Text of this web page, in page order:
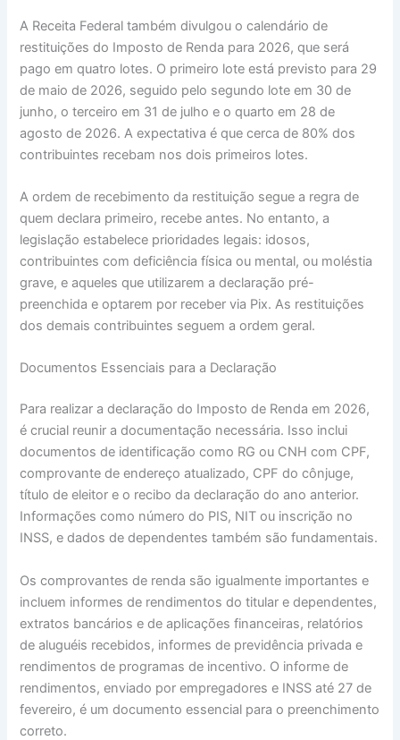
A Receita Federal também divulgou o calendário de
restituições do Imposto de Renda para 2026, que será
pago em quatro lotes. O primeiro lote está previsto para 29
de maio de 2026, seguido pelo segundo lote em 30 de
junho, o terceiro em 31 de julho e o quarto em 28 de
agosto de 2026. A expectativa é que cerca de 80% dos
contribuintes recebam nos dois primeiros lotes.
A ordem de recebimento da restituição segue a regra de
quem declara primeiro, recebe antes. No entanto, a
legislação estabelece prioridades legais: idosos,
contribuintes com deficiência física ou mental, ou moléstia
grave, e aqueles que utilizarem a declaração pré-
preenchida e optarem por receber via Pix. As restituições
dos demais contribuintes seguem a ordem geral.
Documentos Essenciais para a Declaração
Para realizar a declaração do Imposto de Renda em 2026,
é crucial reunir a documentação necessária. Isso inclui
documentos de identificação como RG ou CNH com CPF,
comprovante de endereço atualizado, CPF do cônjuge,
título de eleitor e o recibo da declaração do ano anterior.
Informações como número do PIS, NIT ou inscrição no
INSS, e dados de dependentes também são fundamentais.
Os comprovantes de renda são igualmente importantes e
incluem informes de rendimentos do titular e dependentes,
extratos bancários e de aplicações financeiras, relatórios
de aluguéis recebidos, informes de previdência privada e
rendimentos de programas de incentivo. O informe de
rendimentos, enviado por empregadores e INSS até 27 de
fevereiro, é um documento essencial para o preenchimento
correto.